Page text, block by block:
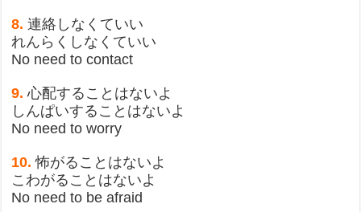
8. 連絡しなくていい
れんらくしなくていい
No need to contact
9. 心配することはないよ
しんぱいすることはないよ
No need to worry
10. 怖がることはないよ
こわがることはないよ
No need to be afraid